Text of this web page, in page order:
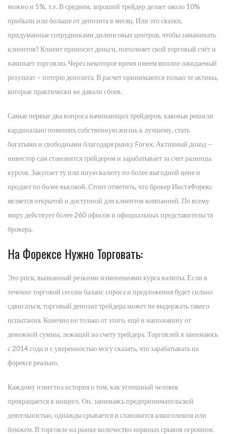
можно и 5%, т.е. В среднем, хороший трейдер делает около 10%
прибыли или больше от депозита в месяц. Или это сказки,
придуманные сотрудниками дилинговых центров, чтобы заманивать
клиентов? Клиент приносит деньги, пополняет свой торговый счёт и
начинает торговлю. Через некоторое время имеем вполне ожидаемый
результат – потерю депозита. В расчет принимаются только те активы,
которые практически не давали сбоев.
Самые первые два вопроса начинающих трейдеров, каковые решили
кардинально поменять собственную жизнь к лучшему, стать
богатыми и свободными благодаря рынку Forex. Активный доход –
инвестор сам становится трейдером и зарабатывает за счет разницы
курсов. Закупает ту или иную валюту по более выгодной цене и
продает по более высокой. Стоит отметить, что брокер ИнстаФорекс
является открытой и доступной для клиентов компанией. По всему
миру действует более 260 офисов и официальных представительств
брокера.
На Форексе Нужно Торговать:
Это риск, вызванный резкими изменениями курса валюты. Если в
течение торговой сессии баланс спроса и предложения будет сильно
сдвигаться, торговый депозит трейдера может не выдержать такого
испытания. Конечно не только от этого, ещё и наполовину от
денежной суммы, лежащей на счету трейдера. Торговлей я занимаюсь
с 2014 года и с уверенностью могу сказать, что зарабатывать на
форексе реально.
Каждому известна история о том, как успешный человек
превращается в нищего. Он, занимаясь предпринимательской
деятельностью, однажды срывается и становится алкоголиком или
бомжем. В торговле на рынке количество нервных срывов огромное.